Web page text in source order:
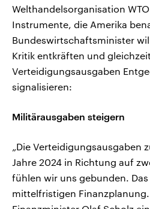
Welthandelsorganisation
Instrumente, die Amerika
Bundeswirtschaftsminister
Kritik entkräften und
Verteidigungsausgaben
signalisieren:
Militärausgaben steigern
„Die Verteidigungsausgaben
Jahre 2024 in Richtung auf
fühlen wir uns gebunden.
mittelfristigen